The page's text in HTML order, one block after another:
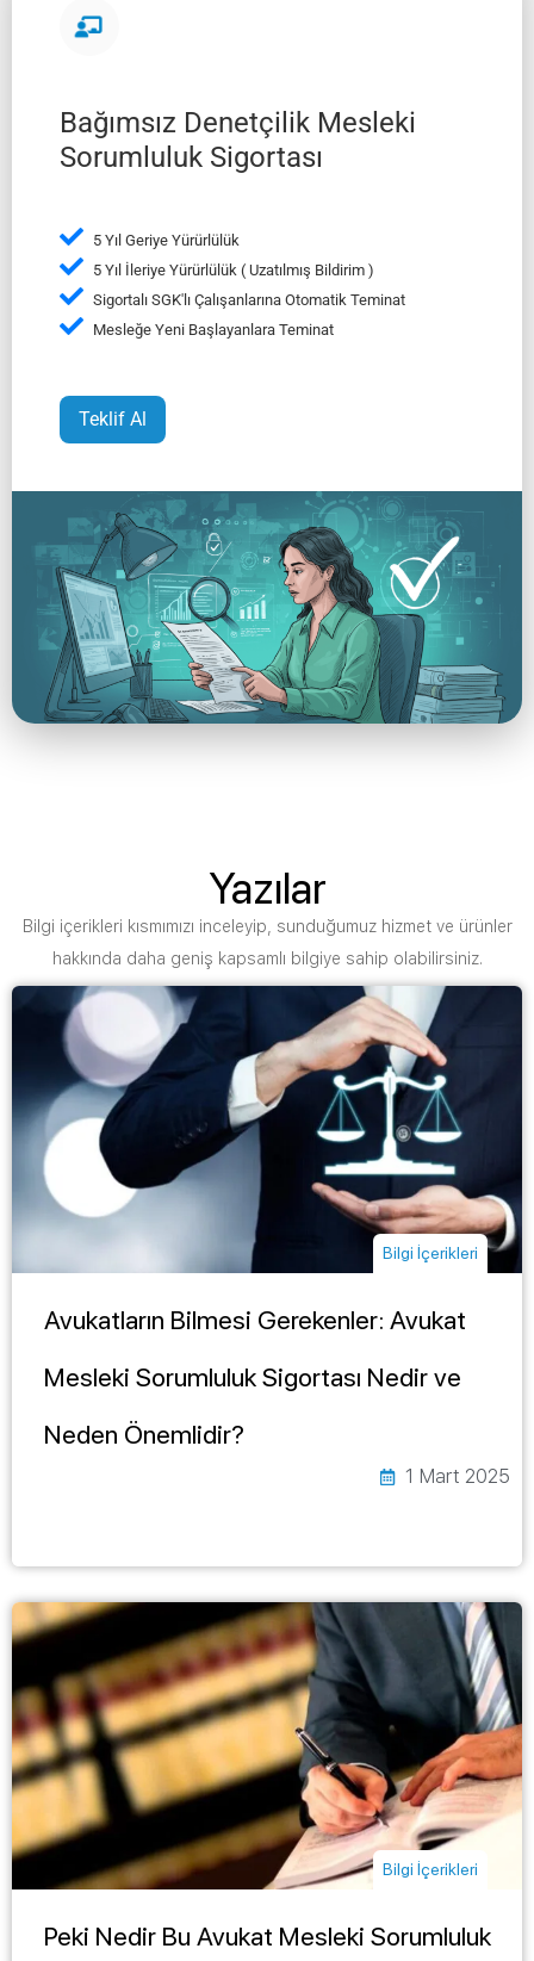
Bağımsız Denetçilik Mesleki
Sorumluluk Sigortası
5 Yıl Geriye Yürürlülük
5 Yıl İleriye Yürürlülük ( Uzatılmış Bildirim )
Sigortalı SGK'lı Çalışanlarına Otomatik Teminat
Mesleğe Yeni Başlayanlara Teminat
Teklif Al
Yazılar
Bilgi içerikleri kısmımızı inceleyip, sunduğumuz hizmet ve ürünler
hakkında daha geniş kapsamlı bilgiye sahip olabilirsiniz.
Bilgi İçerikleri
Avukatların Bilmesi Gerekenler: Avukat
Mesleki Sorumluluk Sigortası Nedir ve
Neden Önemlidir?
1 Mart 2025
Bilgi İçerikleri
Peki Nedir Bu Avukat Mesleki Sorumluluk